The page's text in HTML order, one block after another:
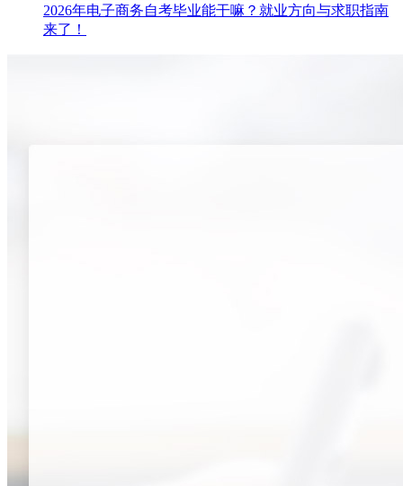
2026年电子商务自考毕业能干嘛？就业方向与求职指南
来了！